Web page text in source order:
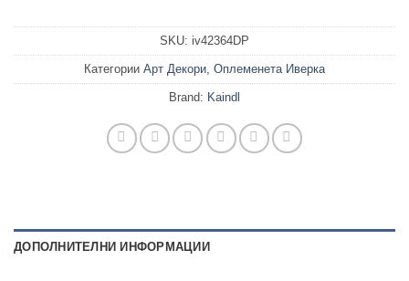
SKU: iv42364DP
Категории Арт Декори Оплеменета Иверка
Brand: Kaindl
ДОПОЛНИТЕЛНИ ИНФОРМАЦИИ